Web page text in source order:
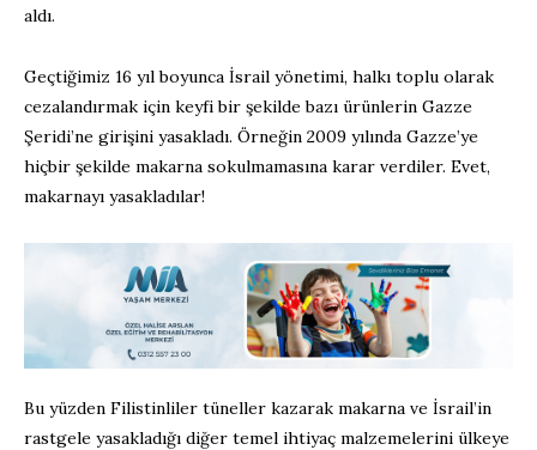
aldı.
Geçtiğimiz 16 yıl boyunca İsrail yönetimi, halkı toplu olarak
cezalandırmak için keyfi bir şekilde bazı ürünlerin Gazze
Şeridi’ne girişini yasakladı. Örneğin 2009 yılında Gazze’ye
hiçbir şekilde makarna sokulmamasına karar verdiler. Evet,
makarnayı yasakladılar!
Bu yüzden Filistinliler tüneller kazarak makarna ve İsrail’in
rastgele yasakladığı diğer temel ihtiyaç malzemelerini ülkeye